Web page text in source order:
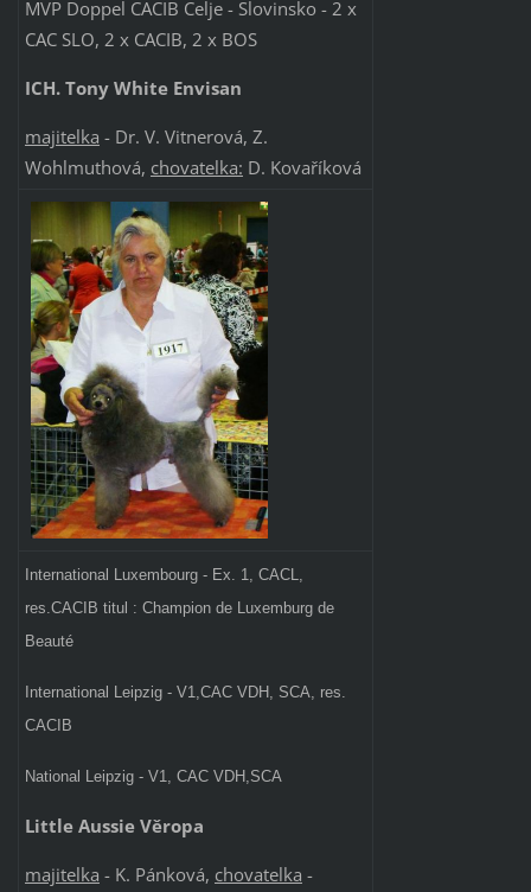
MVP Doppel CACIB Celje - Slovinsko - 2 x
CAC SLO, 2 x CACIB, 2 x BOS
ICH. Tony White Envisan
majitelka - Dr. V. Vitnerová, Z.
Wohlmuthová, chovatelka: D. Kovaříková
International Luxembourg - Ex. 1, CACL,
res.CACIB titul : Champion de Luxemburg de
Beauté
International Leipzig - V1,CAC VDH, SCA, res.
CACIB
National Leipzig - V1, CAC VDH,SCA
Little Aussie Věropa
majitelka - K. Pánková, chovatelka -